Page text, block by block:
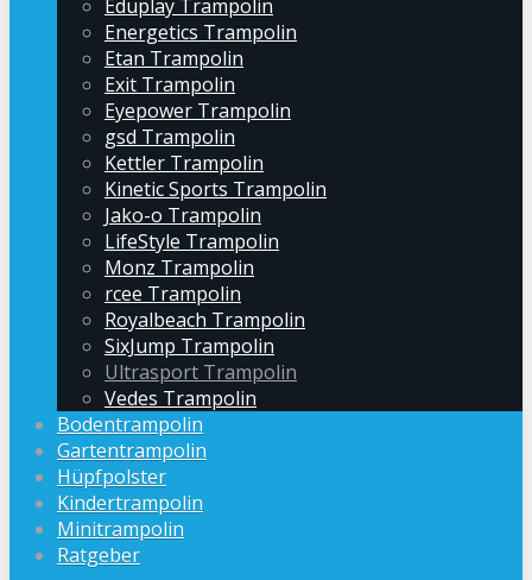
Eduplay Trampolin
Energetics Trampolin
Etan Trampolin
Exit Trampolin
Eyepower Trampolin
gsd Trampolin
Kettler Trampolin
Kinetic Sports Trampolin
Jako-o Trampolin
LifeStyle Trampolin
Monz Trampolin
rcee Trampolin
Royalbeach Trampolin
SixJump Trampolin
Ultrasport Trampolin
Vedes Trampolin
Bodentrampolin
Gartentrampolin
Hüpfpolster
Kindertrampolin
Minitrampolin
Ratgeber